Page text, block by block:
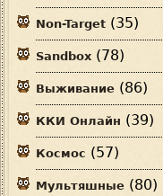
Non-Target (35)
Sandbox (78)
Выживание (86)
ККИ Онлайн (39)
Космос (57)
Мультяшные (80)